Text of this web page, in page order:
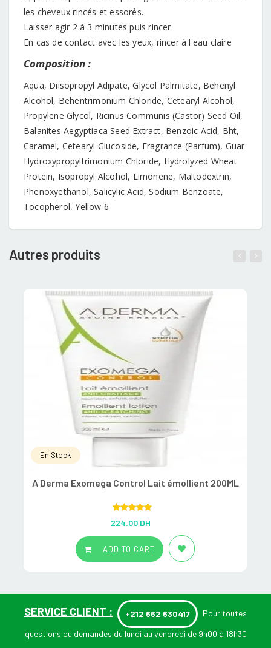
les cheveux rincés et essorés.
Laisser agir 2 à 3 minutes puis rincer.
En cas de contact avec les yeux, rincer à l'eau claire
Composition :
Aqua, Diisopropyl Adipate, Glycol Palmitate, Behenyl
Alcohol, Behentrimonium Chloride, Cetearyl Alcohol,
Propylene Glycol, Ricinus Communis (Castor) Seed Oil,
Balanites Aegyptiaca Seed Extract, Benzoic Acid, Bht,
Caramel, Cetearyl Glucoside, Fragrance (Parfum), Guar
Hydroxypropyltrimonium Chloride, Hydrolyzed Wheat
Protein, Isopropyl Alcohol, Limonene, Maltodextrin,
Phenoxyethanol, Salicylic Acid, Sodium Benzoate,
Tocopherol, Yellow 6
Autres produits
En Stock
A Derma Exomega Control Lait émollient 200ML
out of 5
224.00 DH
ADD TO CART
SERVICE CLIENT : +212 662 630417 Pour toutes
questions ou demandes du lundi au vendredi de 9h00 à 18h30